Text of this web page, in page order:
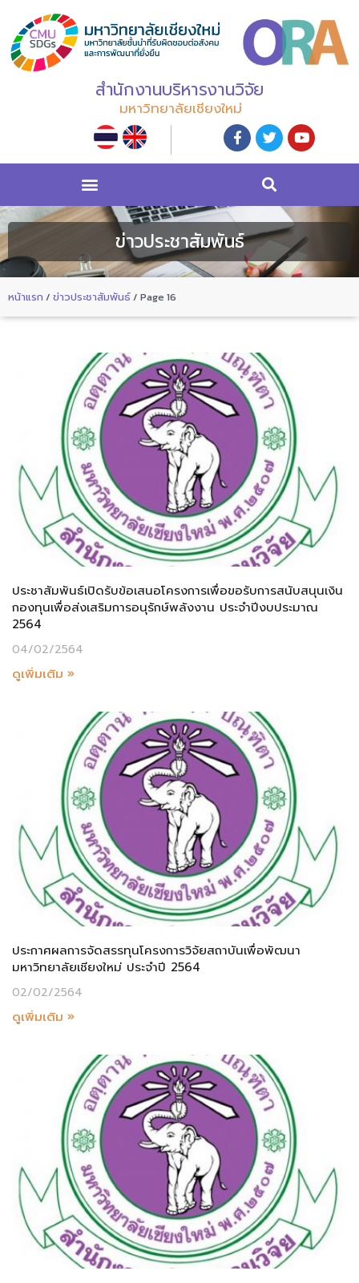
สำนักงานบริหารงานวิจัย
มหาวิทยาลัยเชียงใหม่
ข่าวประชาสัมพันธ์
หน้าแรก / ข่าวประชาสัมพันธ์/ Page 16
ประชาสัมพันธ์เปิดรับข้อเสนอโครงการเพื่อขอรับการสนับสนุนเงิน
กองทุนเพื่อส่งเสริมการอนุรักษ์พลังงาน ประจำปีงบประมาณ
2564
04/02/2564
ดูเพิ่มเติม »
ประกาศผลการจัดสรรทุนโครงการวิจัยสถาบันเพื่อพัฒนา
มหาวิทยาลัยเชียงใหม่ ประจำปี 2564
02/02/2564
ดูเพิ่มเติม »